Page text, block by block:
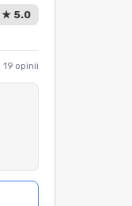
★ 5.0
19 opinii